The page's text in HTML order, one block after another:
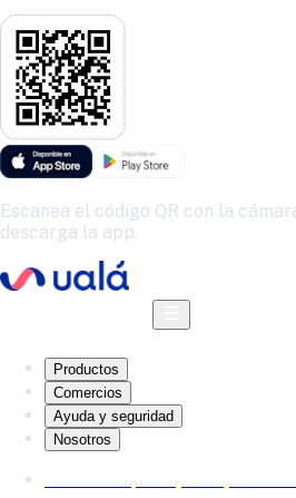
Escanea el código QR con la
descarga la app.
Productos
Comercios
Ayuda y seguridad
Nosotros